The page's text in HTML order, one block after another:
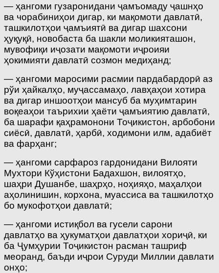
— ҳангоми гузаронидани ҷамъомаду ҷашнҳо
ва чорабиниҳои дигар, ки мақомоти давлатӣ,
ташкилотҳои ҷамъиятӣ ва дигар шахсони
ҳуқуқӣ, новобаста ба шакли моликияташон,
мувофиқи иҷозати мақомоти иҷроияи
ҳокимияти давлатӣ созмон медиҳанд;
— ҳангоми маросими расмии пардабардорӣ аз
рўи ҳайкалҳо, муҷассамаҳо, лавҳаҳои хотира
ва дигар иншоотҳои мансуб ба муҳимтарин
воқеаҳои таърихии ҳаёти ҷамъиятию давлатӣ,
ба шарафи қаҳрамонони Тоҷикистон, арбобони
сиёсӣ, давлатӣ, ҳарбӣ, ходимони илм, адабиёт
ва фарҳанг;
— ҳангоми сарфароз гардонидани Вилояти
Мухтори Кўҳистони Бадахшон, вилоятҳо,
шаҳри Душанбе, шаҳрҳо, ноҳияҳо, маҳалҳои
аҳолинишин, корхона, муассиса ва ташкилотҳо
бо мукофотҳои давлатӣ;
— ҳангоми истиқбол ва гусели сарони
давлатҳо ва ҳукуматҳои давлатҳои хориҷӣ, ки
ба Ҷумҳурии Тоҷикистон расман ташриф
меоранд, баъди иҷрои Суруди Миллии давлати
онҳо;